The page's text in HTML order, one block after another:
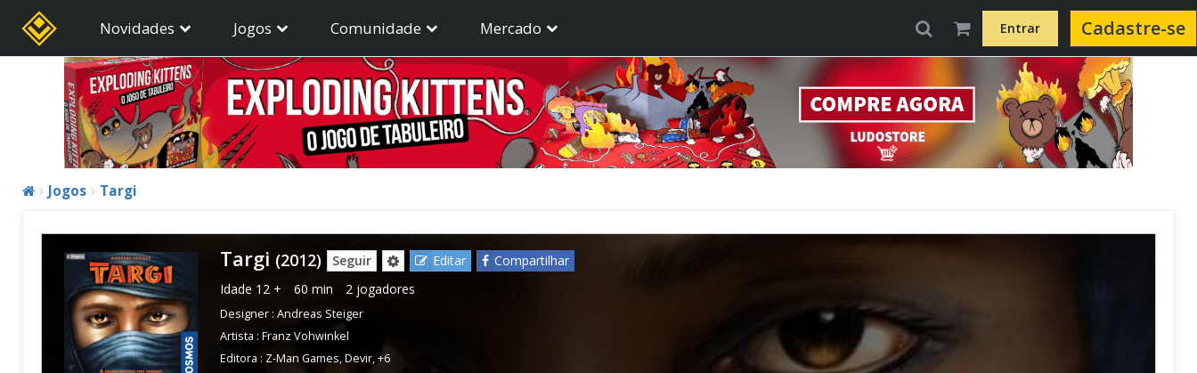
Novidades Jogos Comunidade Mercado Entrar Cadastre-se
Jogos Targi
Targi (2012) Seguir Editar
Compartilhar
Idade 12 + 60 min 2 jogadores
Designer : Andreas Steiger
Artista : Franz Vohwinkel
Editora : Z-Man Games,Devir,+6